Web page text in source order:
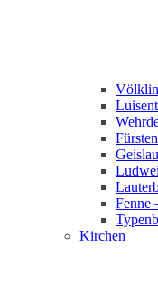
Fenne
Kirchen